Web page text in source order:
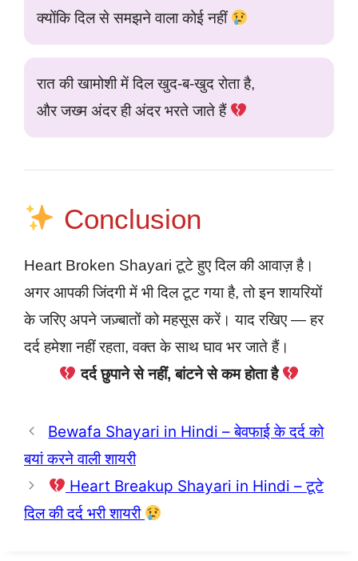
क्योंकि दिल से समझने वाला कोई नहीं
रात की खामोशी में दिल खुद-ब-खुद रोता है,
और जख्म अंदर ही अंदर भरते जाते हैं
Conclusion
Heart Broken Shayari टूटे हुए दिल की आवाज़ है।
अगर आपकी जिंदगी में भी दिल टूट गया है, तो इन शायरियों
के जरिए अपने जज़्बातों को महसूस करें। याद रखिए — हर
दर्द हमेशा नहीं रहता, वक्त के साथ घाव भर जाते हैं।
दर्द छुपाने से नहीं, बांटने से कम होता है
Bewafa Shayari in Hindi – बेवफाई के दर्द को
बयां करने वाली शायरी
Heart Breakup Shayari in Hindi – टूटे
दिल की दर्द भरी शायरी